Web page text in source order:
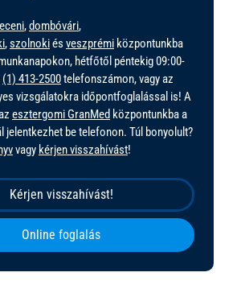
,dombóvári,
,szolnokiés veszprémi központunkba
hétfőtől péntekig 09:00-
(1) 413-2500telefonszámon, vagy az
vizsgálatokra időpontfoglalással is! A
esztergomi GranMed központunkba a
jelentkezhet be telefonon. Túl bonyolult?
vagy kérjen visszahívást!
Kérjen visszahívást!
Online foglalás